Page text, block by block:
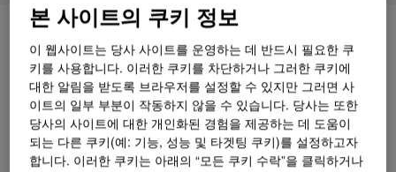
탐색 소비재 및 가전
본 사이트의 쿠키 정보
이 웹사이트는 당사 사이트를 운영하는 데 반드시 필요한 쿠
키를 사용합니다. 이러한 쿠키를 차단하거나 그러한 쿠키에
대한 알림을 받도록 브라우저를 설정할 수 있지만 그러면 사
이트의 일부 부분이 작동하지 않을 수 있습니다. 당사는 또한
당사의 사이트에 대한 개인화된 경험을 제공하는 데 도움이
되는 다른 쿠키(예: 기능, 성능 및 타겟팅 쿠키)를 설정하고자
합니다. 이러한 쿠키는 아래의 “모든 쿠키 수락”을 클릭하거나